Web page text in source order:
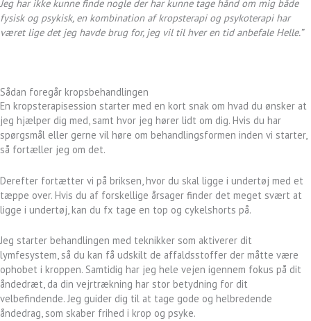
Jeg har ikke kunne finde nogle der har kunne tage hånd om mig både
fysisk og psykisk, en kombination af kropsterapi og psykoterapi har
været lige det jeg havde brug for, jeg vil til hver en tid anbefale Helle.”
Sådan foregår kropsbehandlingen
En kropsterapisession starter med en kort snak om hvad du ønsker at
jeg hjælper dig med, samt hvor jeg hører lidt om dig. Hvis du har
spørgsmål eller gerne vil høre om behandlingsformen inden vi starter,
så fortæller jeg om det.
Derefter fortætter vi på briksen, hvor du skal ligge i undertøj med et
tæppe over. Hvis du af forskellige årsager finder det meget svært at
ligge i undertøj, kan du fx tage en top og cykelshorts på.
Jeg starter behandlingen med teknikker som aktiverer dit
lymfesystem, så du kan få udskilt de affaldsstoffer der måtte være
ophobet i kroppen. Samtidig har jeg hele vejen igennem fokus på dit
åndedræt, da din vejrtrækning har stor betydning for dit
velbefindende. Jeg guider dig til at tage gode og helbredende
åndedrag, som skaber frihed i krop og psyke.